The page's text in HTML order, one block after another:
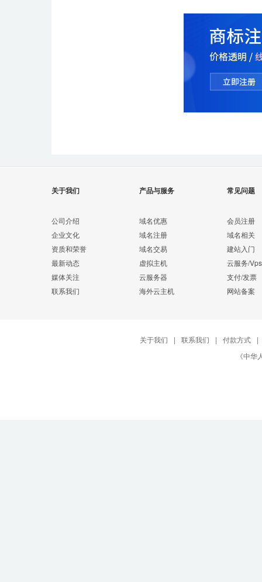
关于我们
公司介绍
企业文化
资质和荣誉
最新动态
媒体关注
联系我们
产品与服务
域名优惠
域名注册
域名交易
虚拟主机
云服务器
海外云主机
常见问题
会员注册
域名相关
建站入门
云服务/Vps
支付/发票
网站备案
关于我们 | 联系我们 | 付款方式
|
《中